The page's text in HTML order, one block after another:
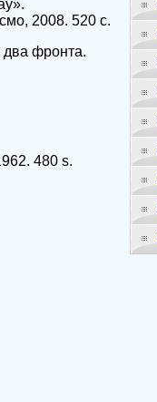
2008. 520 с.
фронта.
480 s.